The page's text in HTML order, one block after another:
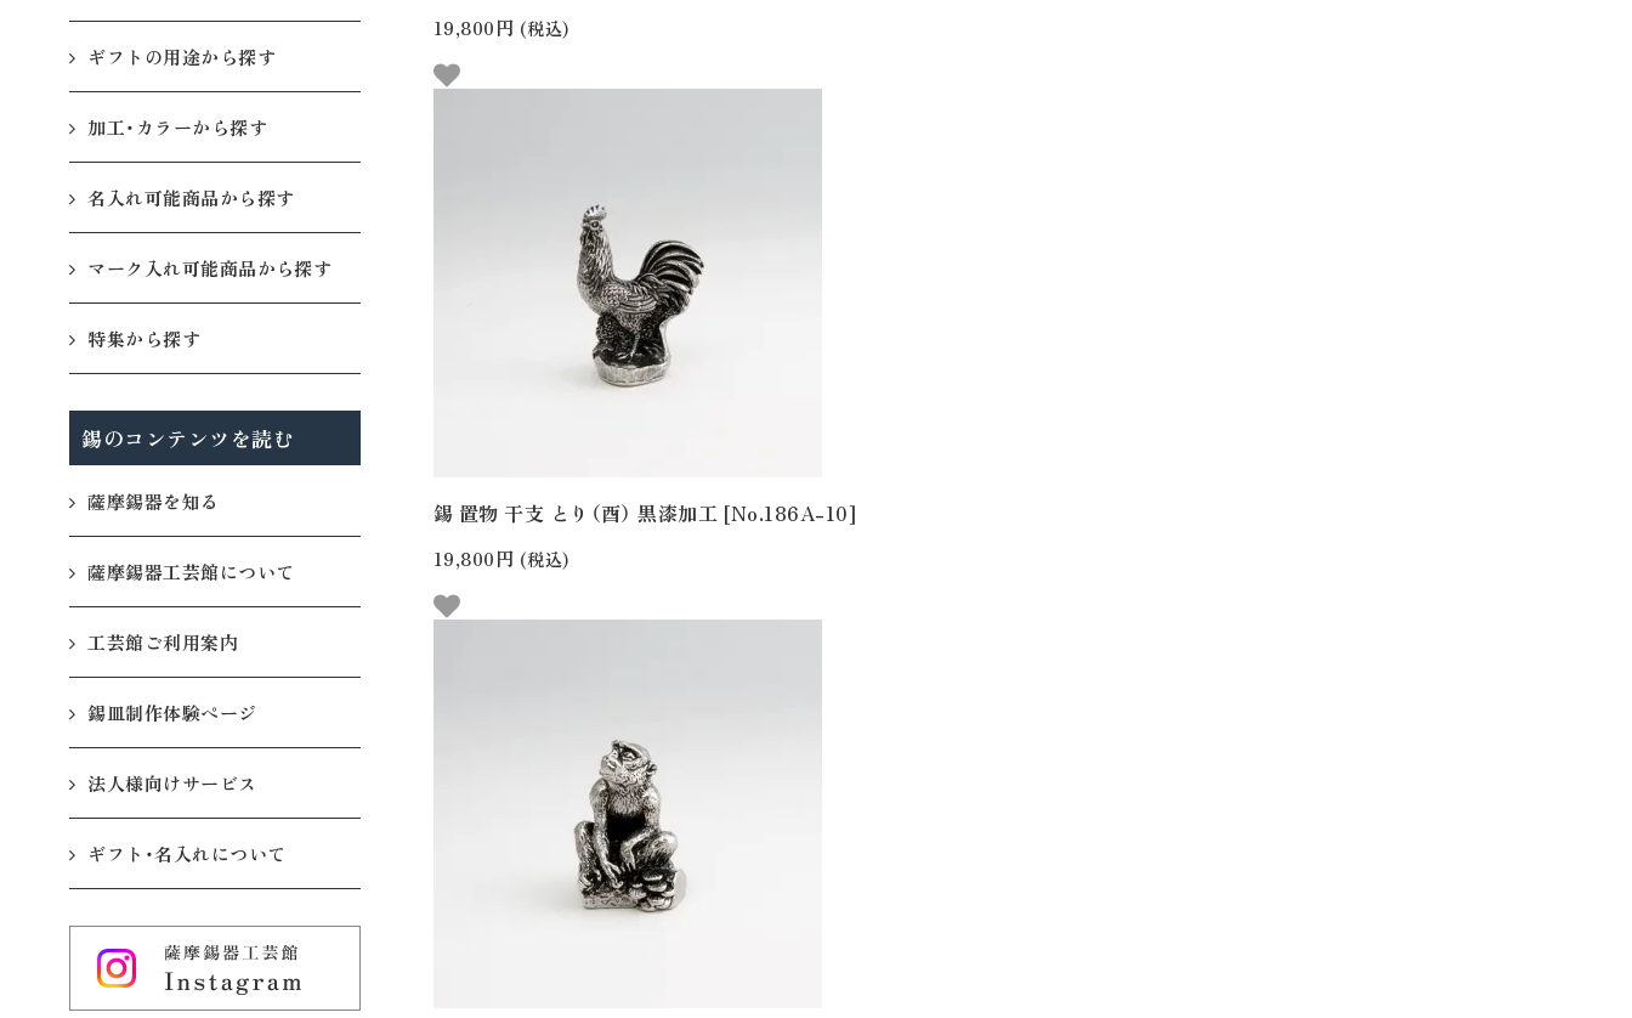
19,800円 (税込)
錫 置物 干支 とり（酉） 黒漆加工 [No.186A-10]
19,800円 (税込)
ギフトの用途から探す
加工・カラーから探す
名入れ可能商品から探す
マーク入れ可能商品から探す
特集から探す
錫のコンテンツを読む
薩摩錫器を知る
薩摩錫器工芸館について
工芸館ご利用案内
錫皿制作体験ページ
法人様向けサービス
ギフト・名入れについて